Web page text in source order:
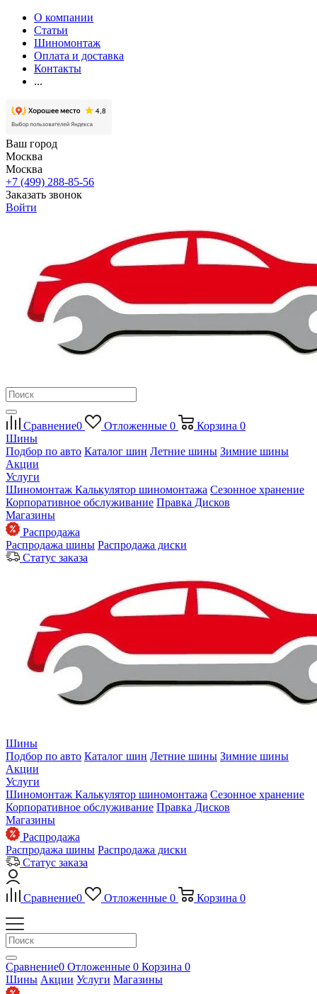
О компании
Статьи
Шиномонтаж
Оплата и доставка
Контакты
...
Ваш город
Москва
Москва
+7 (499) 288-85-56
Заказать звонок
Войти
Сравнение0 Отложенные 0 Корзина 0
Шины
Подбор по авто Каталог шин Летние шины Зимние шины
Акции
Услуги
Шиномонтаж Калькулятор шиномонтажа Сезонное хранение
Корпоративное обслуживание Правка Дисков
Магазины
Распродажа
Распродажа шины Распродажа диски
Статус заказа
Шины
Подбор по авто Каталог шин Летние шины Зимние шины
Акции
Услуги
Шиномонтаж Калькулятор шиномонтажа Сезонное хранение
Корпоративное обслуживание Правка Дисков
Магазины
Распродажа
Распродажа шины Распродажа диски
Статус заказа
Сравнение0 Отложенные 0 Корзина 0
Сравнение0 Отложенные 0 Корзина 0
Шины Акции Услуги Магазины